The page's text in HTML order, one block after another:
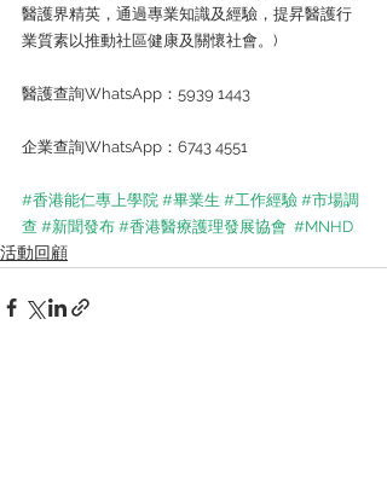
醫護界精英，通過專業知識及經驗，提昇醫護行
業質素以推動社區健康及關懷社會。)
醫護查詢WhatsApp：5939 1443
企業查詢WhatsApp：6743 4551
#香港能仁專上學院 #畢業生 #工作經驗 #市場調
查 #新聞發布 #香港醫療護理發展協會 #MNHD
活動回顧